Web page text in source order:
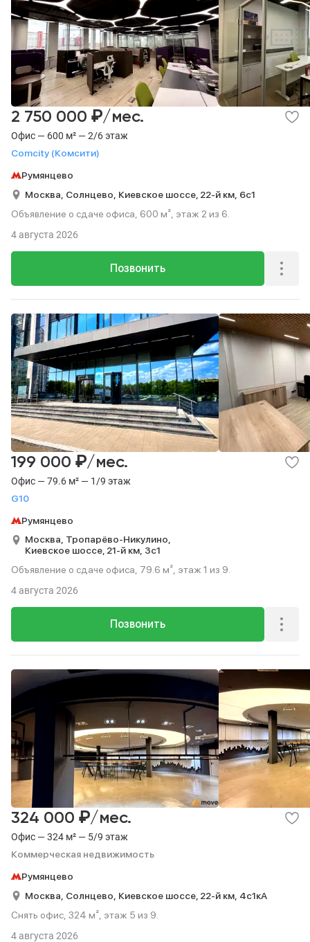
Офис — 600 м² — 2/6 этаж
Comcity (Комсити)
2 750 000 ₽/мес.
Румянцево
Москва, Солнцево, Киевское шоссе, 22-й км, 6с1
Объявление о сдаче офиса, 600 м², этаж 2 из 6.
Позвонить
4 августа 2026
Офис — 79.6 м² — 1/9 этаж
G10
199 000 ₽/мес.
Румянцево
Москва, Тропарёво-Никулино,
Киевское шоссе, 21-й км, 3с1
Объявление о сдаче офиса, 79.6 м², этаж 1 из 9.
Позвонить
4 августа 2026
Офис — 324 м² — 5/9 этаж
Коммерческая недвижимость
324 000 ₽/мес.
Румянцево
Москва, Солнцево, Киевское шоссе, 22-й км, 4с1кА
Снять офис, 324 м², этаж 5 из 9.
4 августа 2026